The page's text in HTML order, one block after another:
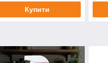
Купити